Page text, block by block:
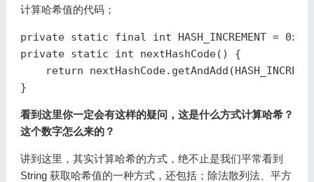
计算哈希值的代码；
private static final int HASH_INCREMENT =
private static int nextHashCode()
{
return
nextHashCode. getAndAdd (
}
看到这里你一定会有这样的疑问，这是什么方式计算哈希？
这个数字怎么来的？
讲到这里，其实计算哈希的方式，绝不止是我们平常看到
String 获取哈希值的一种方式，还包括； 除法散列法、 平方